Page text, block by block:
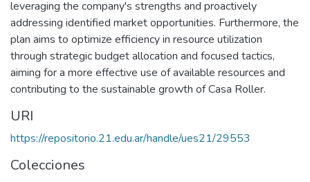
leveraging the company's strengths and proactively
addressing identified market opportunities. Furthermore, the
plan aims to optimize efficiency in resource utilization
through strategic budget allocation and focused tactics,
aiming for a more effective use of available resources and
contributing to the sustainable growth of Casa Roller.
URI
https://repositorio.21.edu.ar/handle/ues21/29553
Colecciones